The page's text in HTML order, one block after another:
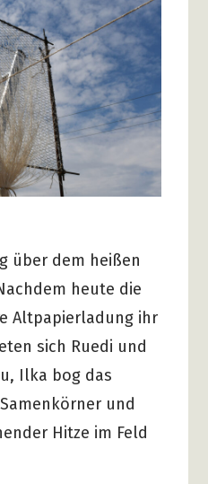
über dem heißen
heute die
Altpapierladung ihr
sich Ruedi und
Ilka bog das
und
Hitze im Feld